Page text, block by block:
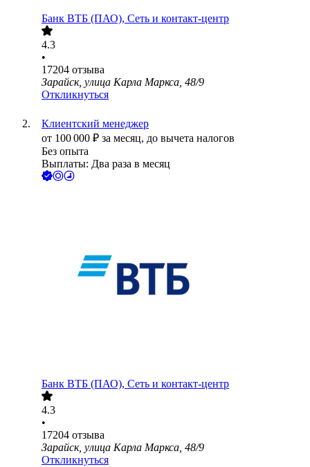
Банк ВТБ (ПАО), Сеть и контакт-центр
4.3
•
17204 отзыва
Зарайск, улица Карла Маркса, 48/9
Откликнуться
Клиентский менеджер
от 100 000 ₽ за месяц, до вычета налогов
Без опыта
Выплаты: Два раза в месяц
Банк ВТБ (ПАО), Сеть и контакт-центр
4.3
•
17204 отзыва
Зарайск, улица Карла Маркса, 48/9
Откликнуться